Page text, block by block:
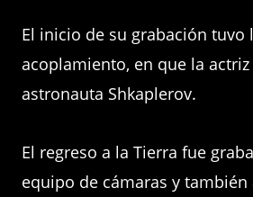
El inicio de su grabación tuvo
acoplamiento, en que la actriz
astronauta Shkaplerov.
El regreso a la Tierra fue
equipo de cámaras y también